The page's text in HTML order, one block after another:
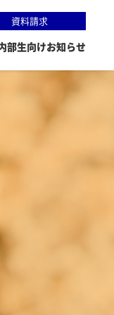
資料請求
部生向けお知らせ